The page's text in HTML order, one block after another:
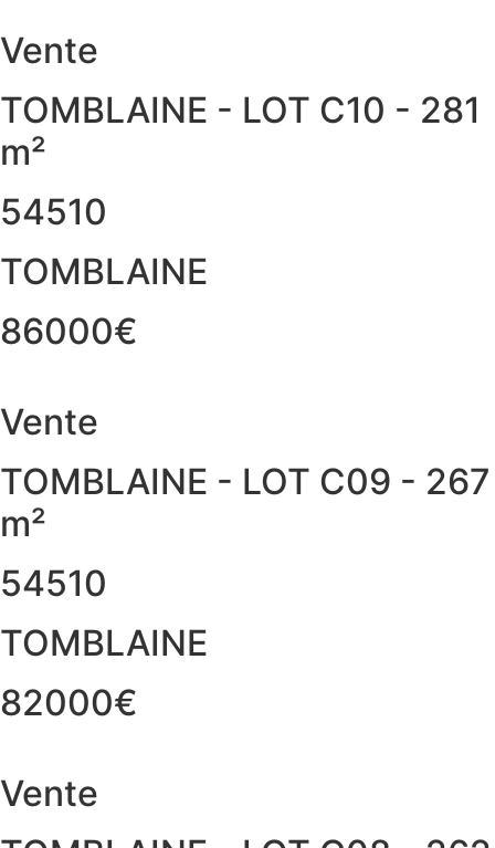
Vente
TOMBLAINE - LOT C10 - 281
m²
54510
TOMBLAINE
86000€
Vente
TOMBLAINE - LOT C09 - 267
m²
54510
TOMBLAINE
82000€
Vente